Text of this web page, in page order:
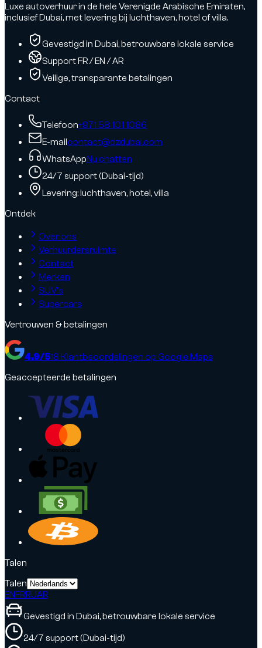
Luxe autoverhuur in de hele Verenigde Arabische Emiraten,
inclusief Dubai, met levering bij luchthaven, hotel of villa.
Gevestigd in Dubai, betrouwbare lokale service
Support FR / EN / AR
Veilige, transparante betalingen
Contact
Telefoon+971 58 101 1086
E-mailcontact@dzdubai.com
WhatsAppNu chatten
24/7 support (Dubai-tijd)
Levering: luchthaven, hotel, villa
Ontdek
Over ons
Verhuurdersruimte
Contact
Merken
SUV's
Supercars
Vertrouwen & betalingen
4.9/518 Klantbeoordelingen op Google Maps
Geaccepteerde betalingen
Talen
Talen
ENFRRUAR
Gevestigd in Dubai, betrouwbare lokale service
24/7 support (Dubai-tijd)